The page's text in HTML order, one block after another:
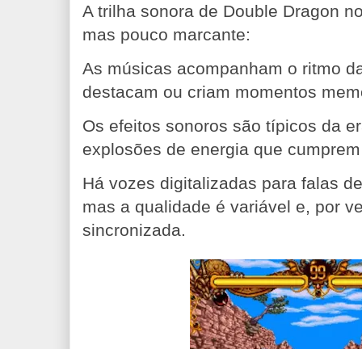
A trilha sonora de Double Dragon
mas pouco marcante:
As músicas acompanham o ritmo
destacam ou criam momentos
Os efeitos sonoros são típicos da
explosões de energia que
Há vozes digitalizadas para falas
mas a qualidade é variável e, por
sincronizada.